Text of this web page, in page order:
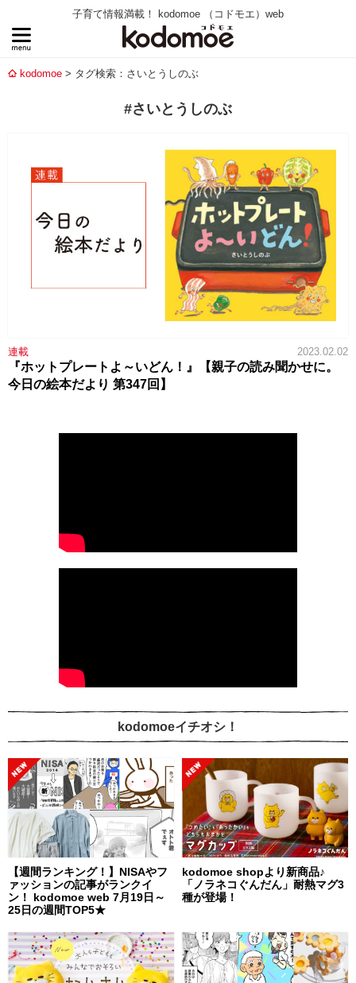
子育て情報満載！ kodomoe （コドモエ）web
kodomoe タグ検索：さいとうしのぶ
#さいとうしのぶ
連載 2023.02.02
『ホットプレートよ～いどん！』【親子の読み聞かせに。
今日の絵本だより 第347回】
kodomoeイチオシ！
【週間ランキング！】NISAやフ
ァッションの記事がランクイ
ン！ kodomoe web 7月19日～
25日の週間TOP5★
kodomoe shopより新商品♪
「ノラネコぐんだん」耐熱マグ3
種が登場！